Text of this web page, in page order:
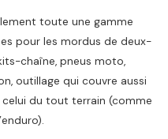
toute une gamme
pour les mordus de deux-
chaîne, pneus moto,
outillage qui couvre aussi
du tout terrain (comme